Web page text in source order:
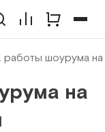
работы шоурума на
на